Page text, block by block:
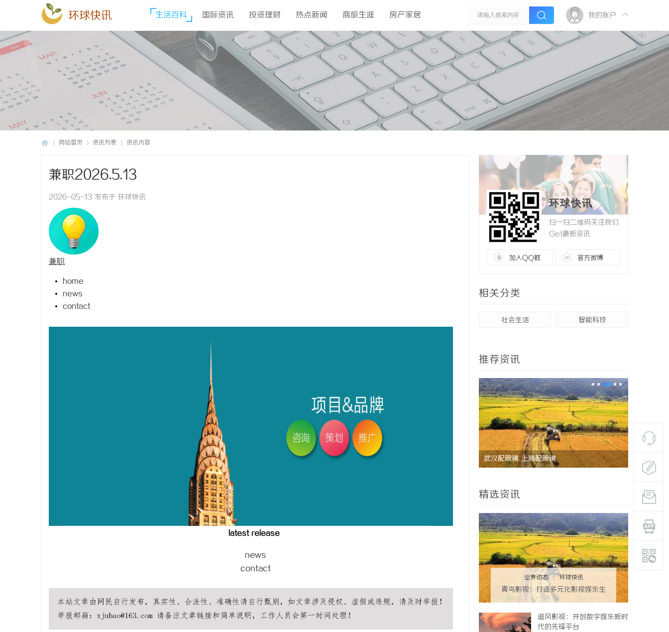
环球快讯 生活百科 国际资讯 投资理财 热点新闻 商旅生涯 房产家居 我的账户
网站首页 资讯列表 资讯内容
兼职2026.5.13
2026-05-13 发布于 环球快讯
兼职
home
news
contact
latest release
news
contact
环球快讯
扫一扫二维码关注我们
Get最新资讯
加入QQ群 官方微博
相关分类
社会生活 智能科技
推荐资讯
天安生物：引领现代生物科技创新发展的先锋
企业
全自动平衡机在现代工业中的关键应用与发展 武汉配眼镜 上海配眼镜 武汉配眼
精选资讯
业界动态 | 环球快讯
青鸟影视：打造多元化影视娱乐生
态的先锋平台
追风影视：开创数字娱乐新时
代的先锋平台